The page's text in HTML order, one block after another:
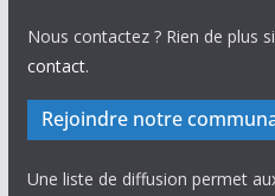
Nous contactez ? Rien de plus
contact.
Rejoindre notre
Une liste de diffusion permet